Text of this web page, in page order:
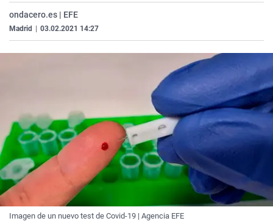
ondacero.es | EFE
Madrid 03.02.2021 14:27
Imagen de un nuevo test de Covid-19 | Agencia EFE